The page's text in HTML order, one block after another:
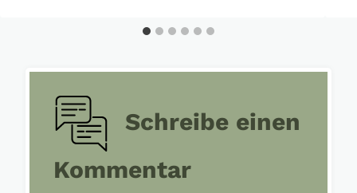
Schreibe einen
Kommentar